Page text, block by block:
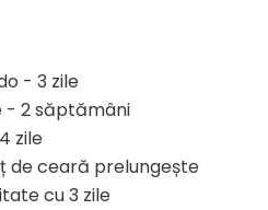
- 3 zile
- 2 săptămâni
zile
de ceară prelungește
cu 3 zile